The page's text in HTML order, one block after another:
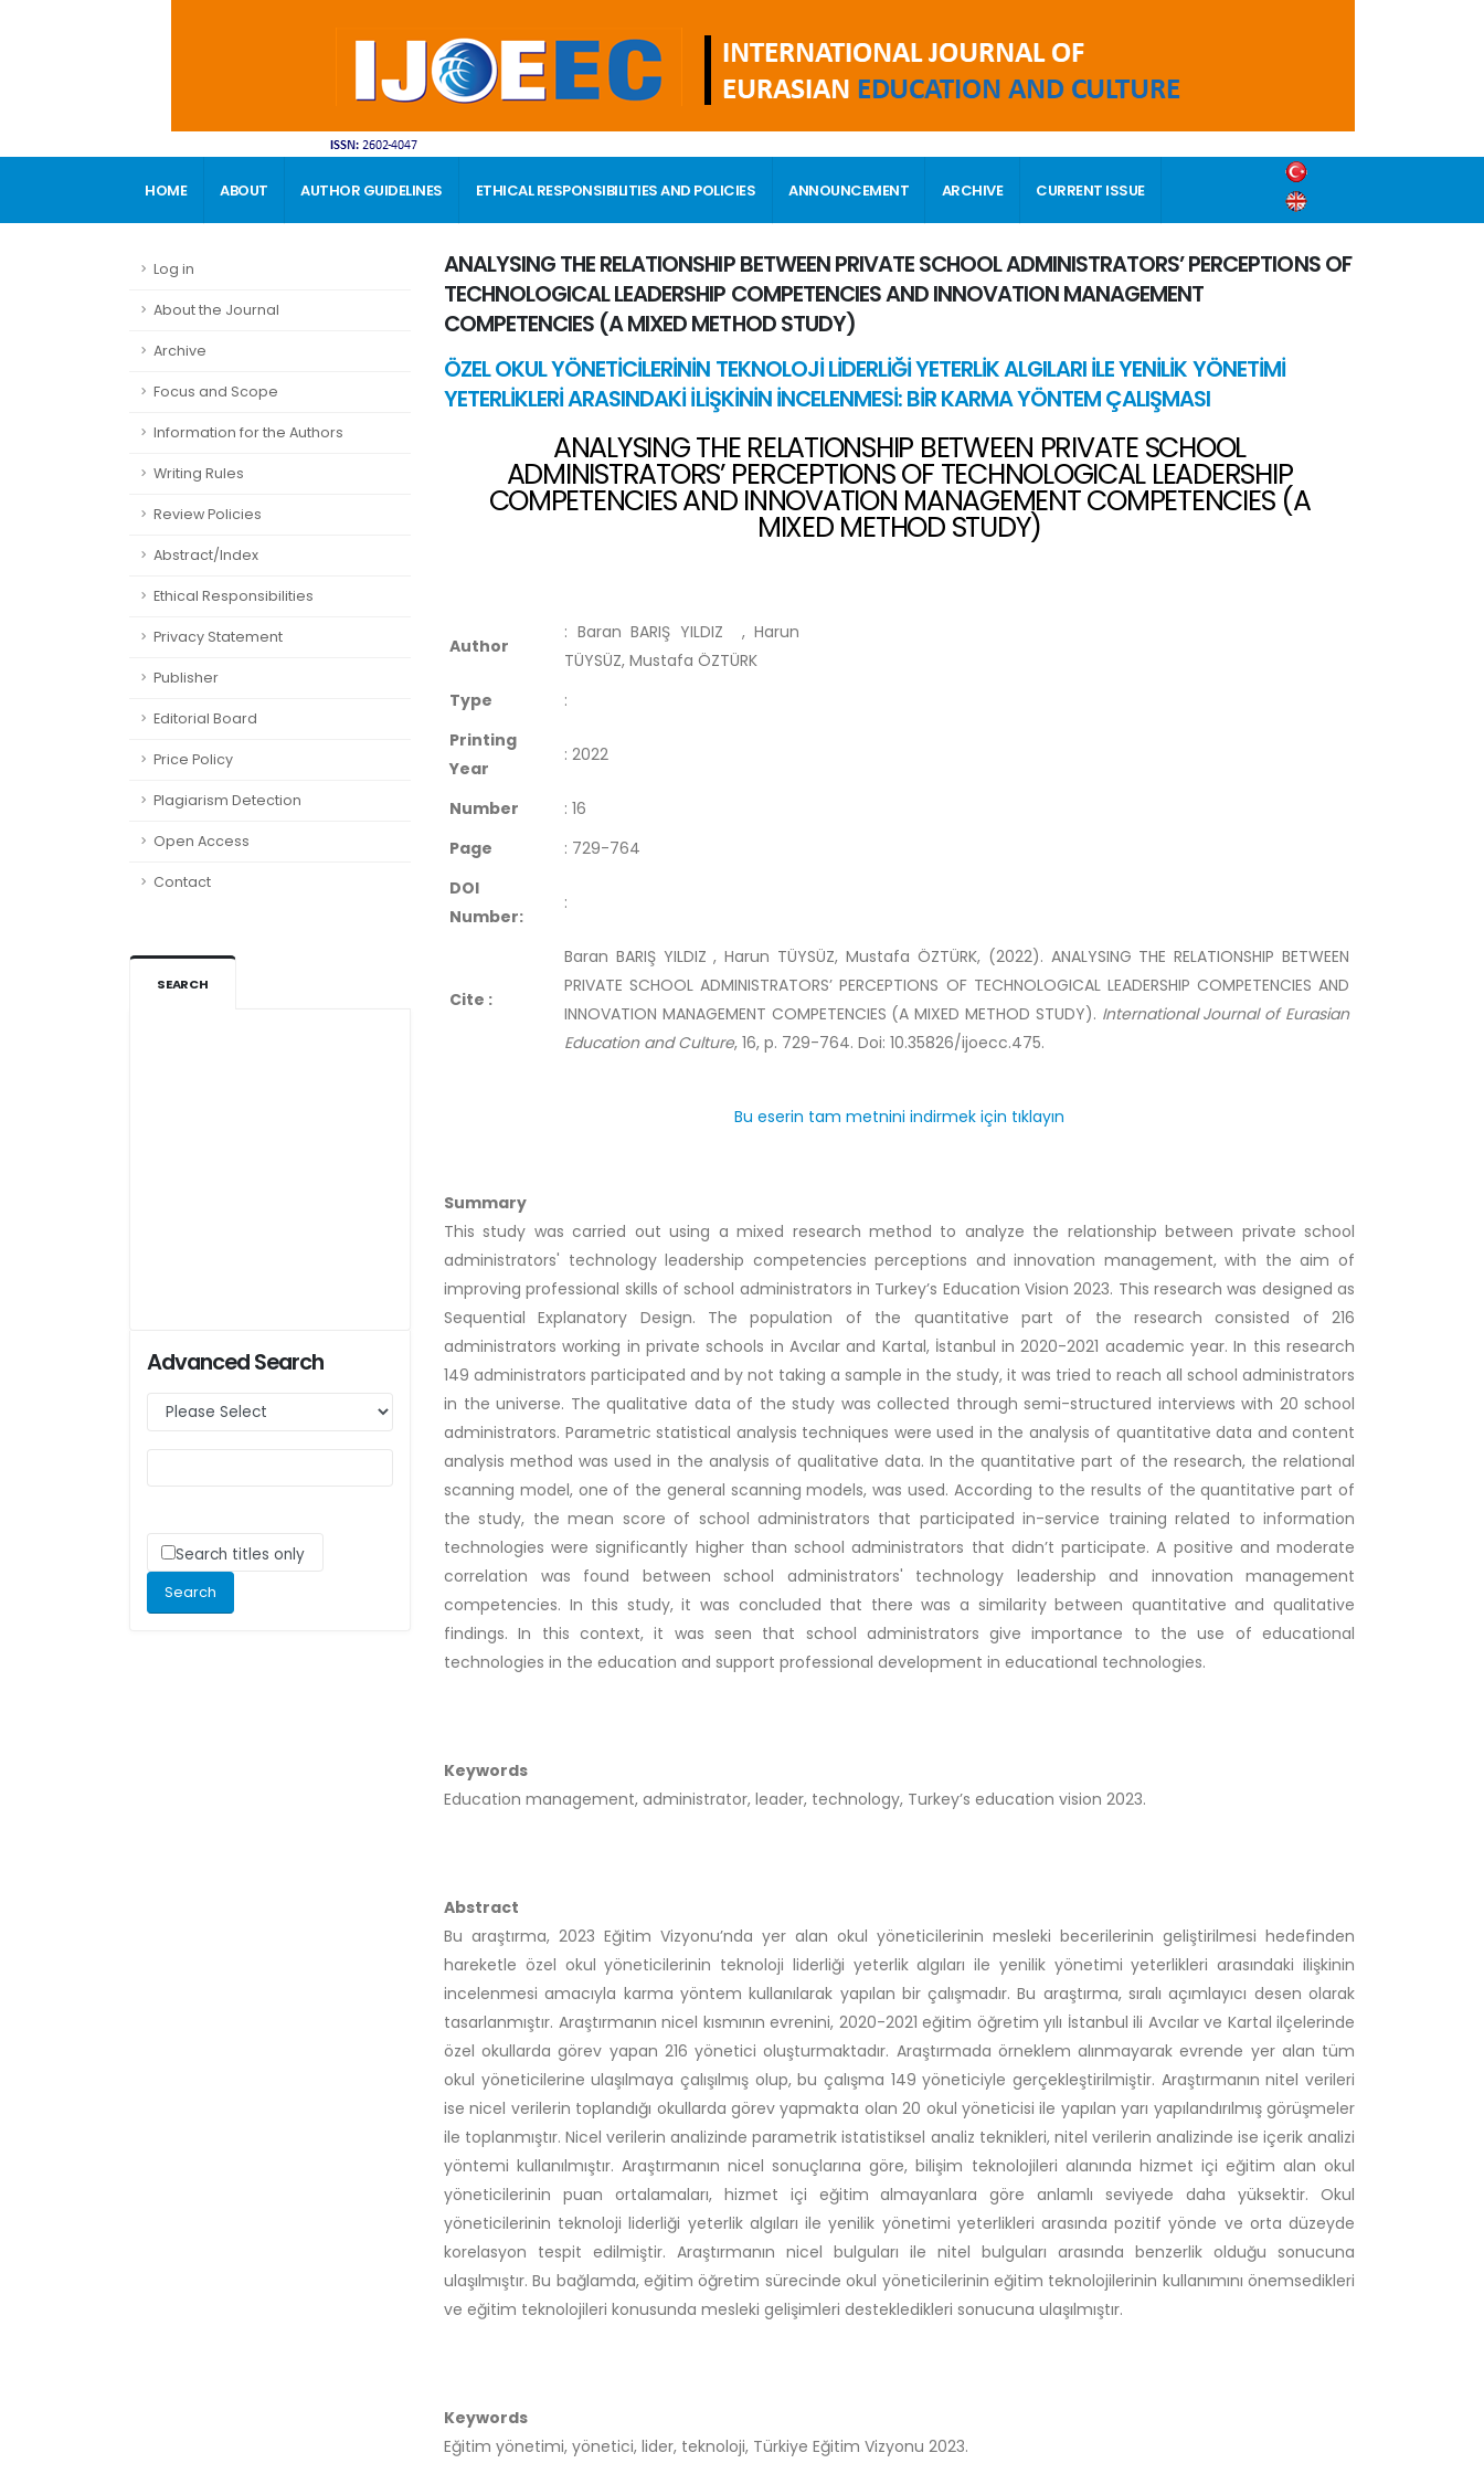
HOME ABOUT AUTHOR GUIDELINES ETHICAL RESPONSIBILITIES AND POLICIES ANNOUNCEMENT ARCHIVE CURRENT ISSUE
Log in
About the Journal
Archive
Focus and Scope
Information for the Authors
Writing Rules
Review Policies
Abstract/Index
Ethical Responsibilities
Privacy Statement
Publisher
Editorial Board
Price Policy
Plagiarism Detection
Open Access
Contact
SEARCH
Advanced Search
Search titles only
ANALYSING THE RELATIONSHIP BETWEEN PRIVATE SCHOOL ADMINISTRATORS’ PERCEPTIONS OF
TECHNOLOGICAL LEADERSHIP COMPETENCIES AND INNOVATION MANAGEMENT
COMPETENCIES (A MIXED METHOD STUDY)
ÖZEL OKUL YÖNETİCİLERİNİN TEKNOLOJİ LİDERLİĞİ YETERLİK ALGILARI İLE YENİLİK YÖNETİMİ
YETERLİKLERİ ARASINDAKİ İLİŞKİNİN İNCELENMESİ: BİR KARMA YÖNTEM ÇALIŞMASI
ANALYSING THE RELATIONSHIP BETWEEN PRIVATE SCHOOL
ADMINISTRATORS’ PERCEPTIONS OF TECHNOLOGICAL LEADERSHIP
COMPETENCIES AND INNOVATION MANAGEMENT COMPETENCIES (A
MIXED METHOD STUDY)
Author
: Baran BARIŞ YILDIZ
, Harun
TÜYSÜZ, Mustafa ÖZTÜRK
Type
:
Printing
Year
: 2022
Number : 16
Page
: 729-764
DOI
Number:
:
Cite :
Baran BARIŞ YILDIZ , Harun TÜYSÜZ, Mustafa ÖZTÜRK, (2022). ANALYSING THE RELATIONSHIP BETWEEN
PRIVATE SCHOOL ADMINISTRATORS’ PERCEPTIONS OF TECHNOLOGICAL LEADERSHIP COMPETENCIES AND
INNOVATION MANAGEMENT COMPETENCIES (A MIXED METHOD STUDY). International Journal of Eurasian
Education and Culture, 16, p. 729-764. Doi: 10.35826/ijoecc.475.
Bu eserin tam metnini indirmek için tıklayın
Summary
This study was carried out using a mixed research method to analyze the relationship between private school
administrators' technology leadership competencies perceptions and innovation management, with the aim of
improving professional skills of school administrators in Turkey’s Education Vision 2023. This research was designed as
Sequential Explanatory Design. The population of the quantitative part of the research consisted of 216
administrators working in private schools in Avcılar and Kartal, İstanbul in 2020-2021 academic year. In this research
149 administrators participated and by not taking a sample in the study, it was tried to reach all school administrators
in the universe. The qualitative data of the study was collected through semi-structured interviews with 20 school
administrators. Parametric statistical analysis techniques were used in the analysis of quantitative data and content
analysis method was used in the analysis of qualitative data. In the quantitative part of the research, the relational
scanning model, one of the general scanning models, was used. According to the results of the quantitative part of
the study, the mean score of school administrators that participated in-service training related to information
technologies were significantly higher than school administrators that didn’t participate. A positive and moderate
correlation was found between school administrators' technology leadership and innovation management
competencies. In this study, it was concluded that there was a similarity between quantitative and qualitative
findings. In this context, it was seen that school administrators give importance to the use of educational
technologies in the education and support professional development in educational technologies.
Keywords
Education management, administrator, leader, technology, Turkey’s education vision 2023.
Abstract
Bu araştırma, 2023 Eğitim Vizyonu’nda yer alan okul yöneticilerinin mesleki becerilerinin geliştirilmesi hedefinden
hareketle özel okul yöneticilerinin teknoloji liderliği yeterlik algıları ile yenilik yönetimi yeterlikleri arasındaki ilişkinin
incelenmesi amacıyla karma yöntem kullanılarak yapılan bir çalışmadır. Bu araştırma, sıralı açımlayıcı desen olarak
tasarlanmıştır. Araştırmanın nicel kısmının evrenini, 2020-2021 eğitim öğretim yılı İstanbul ili Avcılar ve Kartal ilçelerinde
özel okullarda görev yapan 216 yönetici oluşturmaktadır. Araştırmada örneklem alınmayarak evrende yer alan tüm
okul yöneticilerine ulaşılmaya çalışılmış olup, bu çalışma 149 yöneticiyle gerçekleştirilmiştir. Araştırmanın nitel verileri
ise nicel verilerin toplandığı okullarda görev yapmakta olan 20 okul yöneticisi ile yapılan yarı yapılandırılmış görüşmeler
ile toplanmıştır. Nicel verilerin analizinde parametrik istatistiksel analiz teknikleri, nitel verilerin analizinde ise içerik analizi
yöntemi kullanılmıştır. Araştırmanın nicel sonuçlarına göre, bilişim teknolojileri alanında hizmet içi eğitim alan okul
yöneticilerinin puan ortalamaları, hizmet içi eğitim almayanlara göre anlamlı seviyede daha yüksektir. Okul
yöneticilerinin teknoloji liderliği yeterlik algıları ile yenilik yönetimi yeterlikleri arasında pozitif yönde ve orta düzeyde
korelasyon tespit edilmiştir. Araştırmanın nicel bulguları ile nitel bulguları arasında benzerlik olduğu sonucuna
ulaşılmıştır. Bu bağlamda, eğitim öğretim sürecinde okul yöneticilerinin eğitim teknolojilerinin kullanımını önemsedikleri
ve eğitim teknolojileri konusunda mesleki gelişimleri destekledikleri sonucuna ulaşılmıştır.
Keywords
Eğitim yönetimi, yönetici, lider, teknoloji, Türkiye Eğitim Vizyonu 2023.